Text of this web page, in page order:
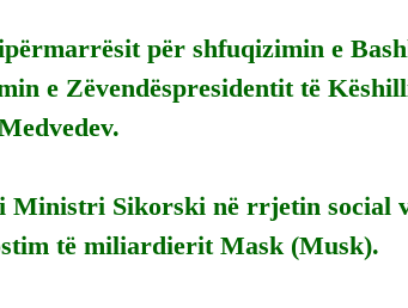
për shfuqizimin e
e Zëvendëspresidentit të
Ministri Sikorski në rrjetin social
të miliardierit Mask (Musk).